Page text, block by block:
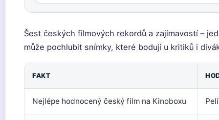
Šest českých filmových rekordů a zajímavostí –
může pochlubit snímky, které bodují u kritiků i
FAKT
Nejlépe hodnocený český film na Kinoboxu